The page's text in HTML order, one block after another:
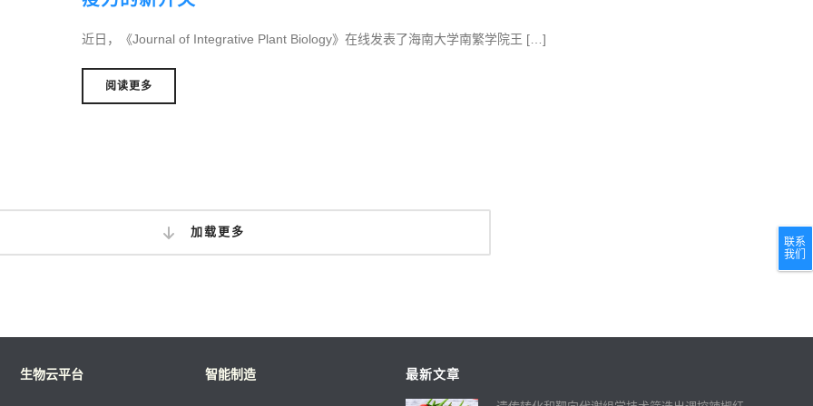
近日，《Journal of Integrative Plant Biology》在线发表了海南大学南繁学院王 […]
阅读更多
加载更多
生物云平台 智能制造 最新文章
联系
我们